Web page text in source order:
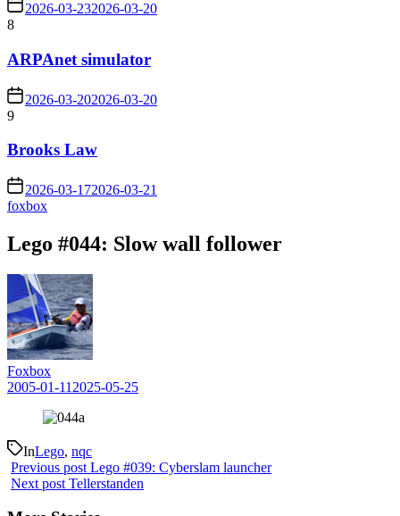
2026-03-232026-03-20
8
ARPAnet simulator
2026-03-202026-03-20
9
Brooks Law
2026-03-172026-03-21
foxbox
Lego #044: Slow wall follower
Foxbox
2005-01-11 2025-05-25
InLego, nqc
Previous post Lego #039: Cyberslam launcher
Next post Tellerstanden